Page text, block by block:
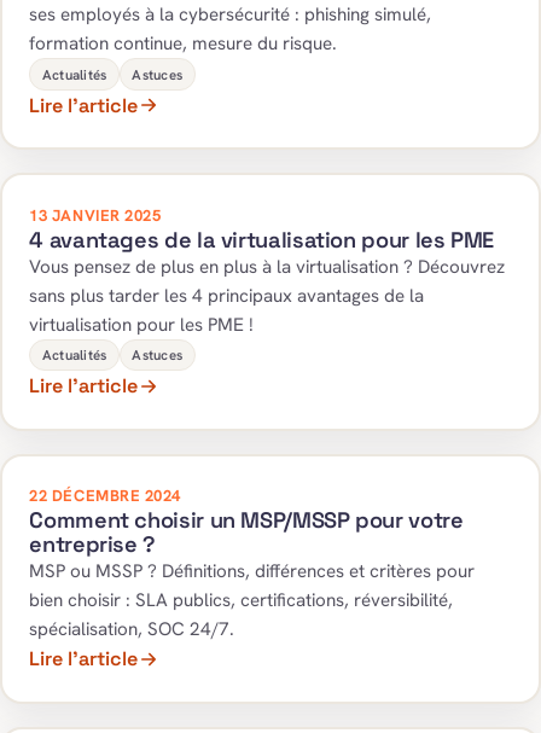
ses employés à la cybersécurité : phishing simulé,
formation continue, mesure du risque.
Actualités Astuces
Lire l’article
13 JANVIER 2025
4 avantages de la virtualisation pour les PME
Vous pensez de plus en plus à la virtualisation ? Découvrez
sans plus tarder les 4 principaux avantages de la
virtualisation pour les PME !
Actualités Astuces
Lire l’article
22 DÉCEMBRE 2024
Comment choisir un MSP/MSSP pour votre
entreprise ?
MSP ou MSSP ? Définitions, différences et critères pour
bien choisir : SLA publics, certifications, réversibilité,
spécialisation, SOC 24/7.
Lire l’article